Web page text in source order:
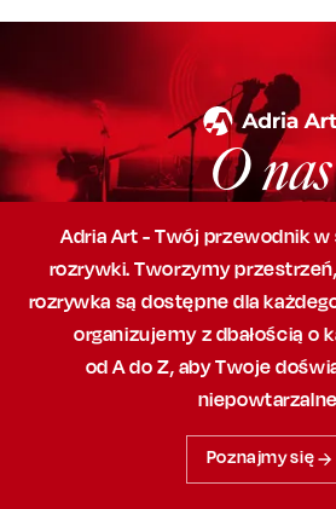
O nas
Adria Art - Twój przewodnik
rozrywki. Tworzymy
rozrywka są dostępne dla
organizujemy z dbałością o
od A do Z, abyTwoje
Poznajmy się